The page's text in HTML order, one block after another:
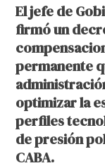
El jefe de
firmó un
permanente
optimizar la
perfiles
de presión
CABA.